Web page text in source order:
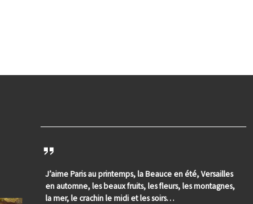
J’aime Paris au printemps, la Beauce en été, Versailles
en automne, les beaux fruits, les fleurs, les montagnes,
la mer, le crachin le midi et les soirs…